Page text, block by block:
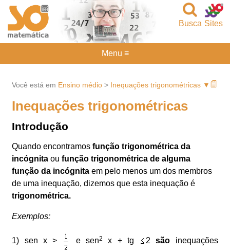
Sites
Busca
Você está em Ensino médio > Inequações trigonométricas ▼
Inequações trigonométricas
Introdução
Quando encontramosfunção trigonométrica da
incógnita oufunção trigonométrica de alguma
função da incógnita em pelo menos um dos membros
de uma inequação, dizemos que esta inequação é
trigonométrica.
Exemplos:
1) sen x > e sen2 x + tg 2são inequações